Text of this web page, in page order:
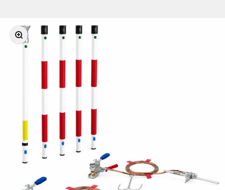
Bild vergrößern